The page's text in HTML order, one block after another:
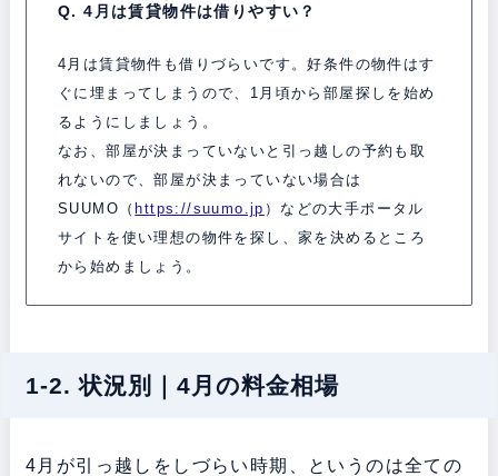
Q. 4月は賃貸物件は借りやすい？
4月は賃貸物件も借りづらいです。好条件の物件はす
ぐに埋まってしまうので、1月頃から部屋探しを始め
るようにしましょう。
なお、部屋が決まっていないと引っ越しの予約も取
れないので、部屋が決まっていない場合は
SUUMO（ https://suumo.jp ）などの大手ポータル
サイトを使い理想の物件を探し、家を決めるところ
から始めましょう。
1-2. 状況別｜4月の料金相場
4月が引っ越しをしづらい時期、というのは全ての